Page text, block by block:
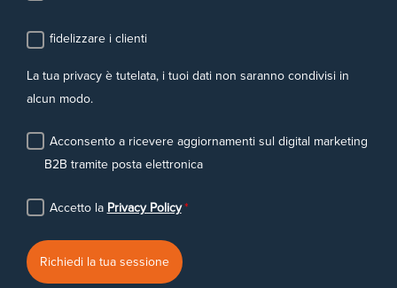
fidelizzare i clienti
La tua privacy è tutelata, i tuoi dati non saranno condivisi in
alcun modo.
Acconsento a ricevere aggiornamenti sul digital marketing
B2B tramite posta elettronica
Accetto la Privacy Policy *